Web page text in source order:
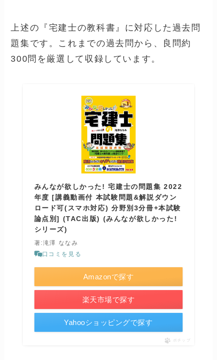
上述の『宅建士の教科書』に対応した過去問
題集です。これまでの過去問から、良問約
300問を厳選して収録しています。
みんなが欲しかった! 宅建士の問題集 2022
年度 [講義動画付 本試験問題&解説ダウン
ロード可(スマホ対応) 分野別3分冊+本試験
論点別] (TAC出版) (みんなが欲しかった!
シリーズ)
著:滝澤 ななみ
口コミを見る
Amazonで探す
楽天市場で探す
Yahooショッピングで探す
ポチップ